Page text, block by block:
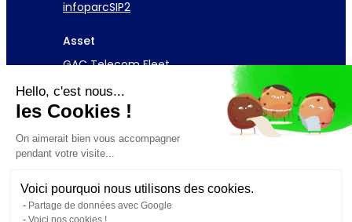
Hello, c'est nous...
les Cookies !
On aimerait bien vous accompagner
pendant votre visite...
Voici pourquoi nous utilisons des cookies.
Partage de données avec Google
Voici nos cookies !
infoparcSIP2
Asset
GAC Telecom Fleet
Demander une démo
© 2026 GAC Software – Design par